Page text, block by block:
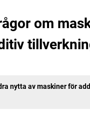
om
nytta av maskiner för